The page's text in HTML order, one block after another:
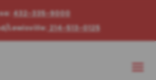
432-335-9000
Lewisville: 214-513-0125